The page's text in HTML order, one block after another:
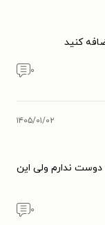
کنید
۰
۱۴۰۵/۰۱/۰۲
دوست ندارم ولی این
۰